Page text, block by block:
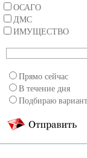
ОСАГО
ДМС
ИМУЩЕСТВО
Прямо сейчас
В течение дня
Подбираю